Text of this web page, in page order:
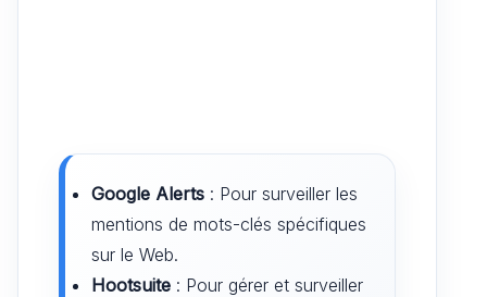
Google Alerts : Pour surveiller les
mentions de mots-clés spécifiques
sur le Web.
Hootsuite : Pour gérer et surveiller